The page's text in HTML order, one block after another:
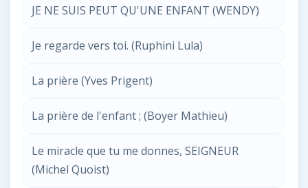
JE NE SUIS PEUT QU'UNE ENFANT (WENDY)
Je regarde vers toi. (Ruphini Lula)
La prière (Yves Prigent)
La prière de l'enfant ; (Boyer Mathieu)
Le miracle que tu me donnes, SEIGNEUR
(Michel Quoist)